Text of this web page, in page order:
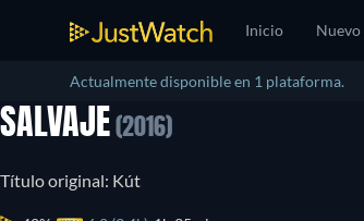
Inicio Nuevo
Actualmente disponible en 1 plataforma.
SALVAJE (2016)
Título original: Kút